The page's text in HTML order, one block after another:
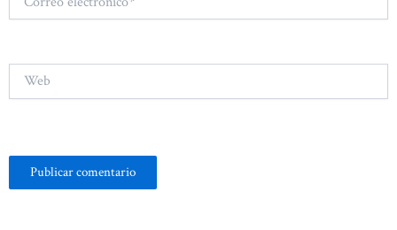
electrónico*
Web